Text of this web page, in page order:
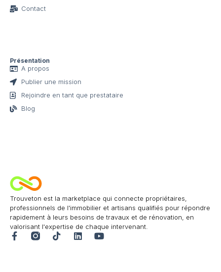
Trouveton est la marketplace qui connecte propriétaires,
professionnels de l'immobilier et artisans qualifiés pour répondre
rapidement à leurs besoins de travaux et de rénovation, en
valorisant l'expertise de chaque intervenant.
Présentation
A propos
Publier une mission
Rejoindre en tant que prestataire
Blog
Contact